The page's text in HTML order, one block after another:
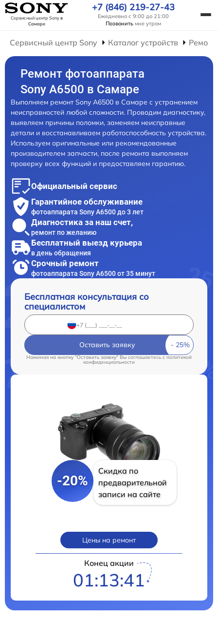
Сервисный центр Sonyв
Самаре
+7 (846) 219-27-43
Ежедневно с 9:00 до 21:00
Позвонить мне утром
Сервисный центр Sony Каталог устройств
Ремонт фотоаппарата
Sony A6500 в Самаре
Выполняем ремонт Sony A6500 в Самаре с устранением
неисправностей любой сложности. Проводим диагностику,
выявляем причины поломки, заменяем неисправные
детали и восстанавливаем работоспособность устройства.
Используем оригинальные или рекомендованные
производителем запчасти, после ремонта выполняем
проверку всех функций и предоставляем гарантию.
Официальный сервис
Гарантийное обслуживание
фотоаппарата Sony A6500 до 3 лет
Диагностика за наш счет,
ремонт по желанию
Бесплатный выезд курьера
в день обращения
Срочный ремонт
фотоаппарата Sony A6500 от 35 минут
Бесплатная консультация со
специалистом
Оставить заявку
Нажимая на кнопку "Оставить заявку" Вы соглашаетесь cполитикой
конфиденциальности
-20%
Скидка по
предварительной
записи на сайте
Цены на ремонт
Конец акции
01:13:40